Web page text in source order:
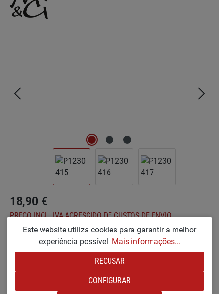
18,90 €
PREÇO INCL. IVA ACRESCIDO DE CUSTOS DE ENVIO
Já não está disponível
Seleccionar
Optionen
KX [PEQUENO E LACADO EM BRUTO]
Este website utiliza cookies para garantir a melhor
experiência possível. Mais informações...
RECUSAR
CONFIGURAR